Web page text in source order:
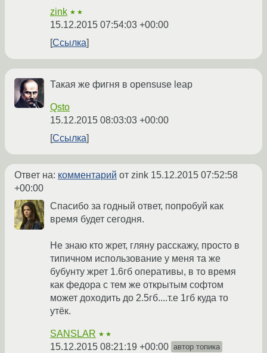
zink ★★
15.12.2015 07:54:03 +00:00
Ссылка
Такая же фигня в opensuse leap
Qsto
15.12.2015 08:03:03 +00:00
Ссылка
Ответ на: комментарий от zink 15.12.2015 07:52:58
+00:00
Спасибо за годный ответ, попробуй как
время будет сегодня.
Не знаю кто жрет, гляну расскажу, просто в
типичном использование у меня та же
бубунту жрет 1.6гб оперативы, в то время
как федора с тем же открытым софтом
может доходить до 2.5гб....т.е 1гб куда то
утёк.
SANSLAR ★★
15.12.2015 08:21:19 +00:00 автор топика